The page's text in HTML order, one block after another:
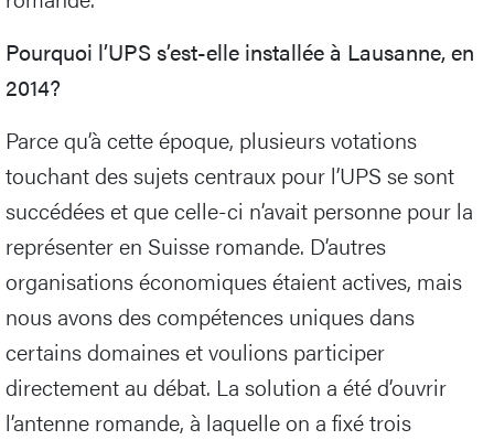
Pourquoi l’UPS s’est-elle installée à Lausanne, en
2014?
Parce qu’à cette époque, plusieurs votations
touchant des sujets centraux pour l’UPS se sont
succédées et que celle-ci n’avait personne pour la
représenter en Suisse romande. D’autres
organisations économiques étaient actives, mais
nous avons des compétences uniques dans
certains domaines et voulions participer
directement au débat. La solution a été d’ouvrir
l’antenne romande, à laquelle on a fixé trois